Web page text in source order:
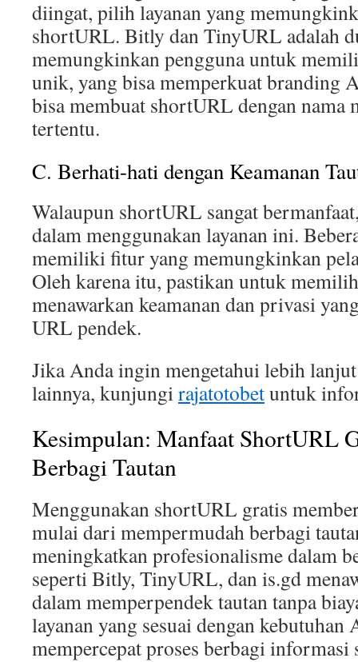
diingat, pilih layanan yang
shortURL. Bitly dan TinyURL adalah
memungkinkan pengguna untuk
unik, yang bisa memperkuat branding
bisa membuat shortURL dengan nama
tertentu.
C. Berhati-hati dengan Keamanan
Walaupun shortURL sangat
dalam menggunakan layanan ini.
memiliki fitur yang memungkinkan
Oleh karena itu, pastikan untuk
menawarkan keamanan dan privasi
URL pendek.
Jika Anda ingin mengetahui lebih
lainnya, kunjungirajatotobetuntuk
Kesimpulan: Manfaat ShortURL
Berbagi Tautan
Menggunakan shortURL gratis
mulai dari mempermudah berbagi
meningkatkan profesionalisme dalam
seperti Bitly, TinyURL, dan is.gd
dalam memperpendek tautan tanpa
layanan yang sesuai dengan kebutuhan
mempercepat proses berbagi informasi